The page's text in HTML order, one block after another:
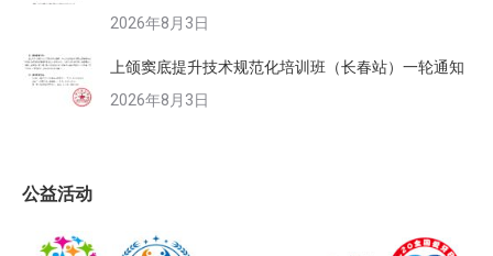
2026年8月3日
上颌窦底提升技术规范化培训班（长春站）一轮通知
2026年8月3日
公益活动